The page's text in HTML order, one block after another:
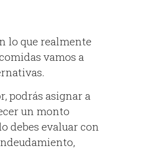
lo que realmente
vamos a
podrás asignar a
un monto
debes evaluar con